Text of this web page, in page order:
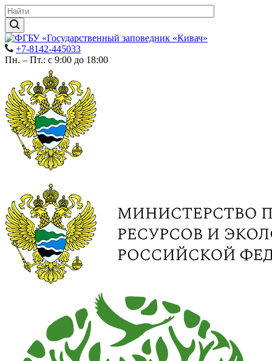
+7-8142-445033
Пн. – Пт.: с 9:00 до 18:00